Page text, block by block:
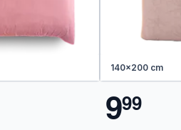
140x200 cm
999